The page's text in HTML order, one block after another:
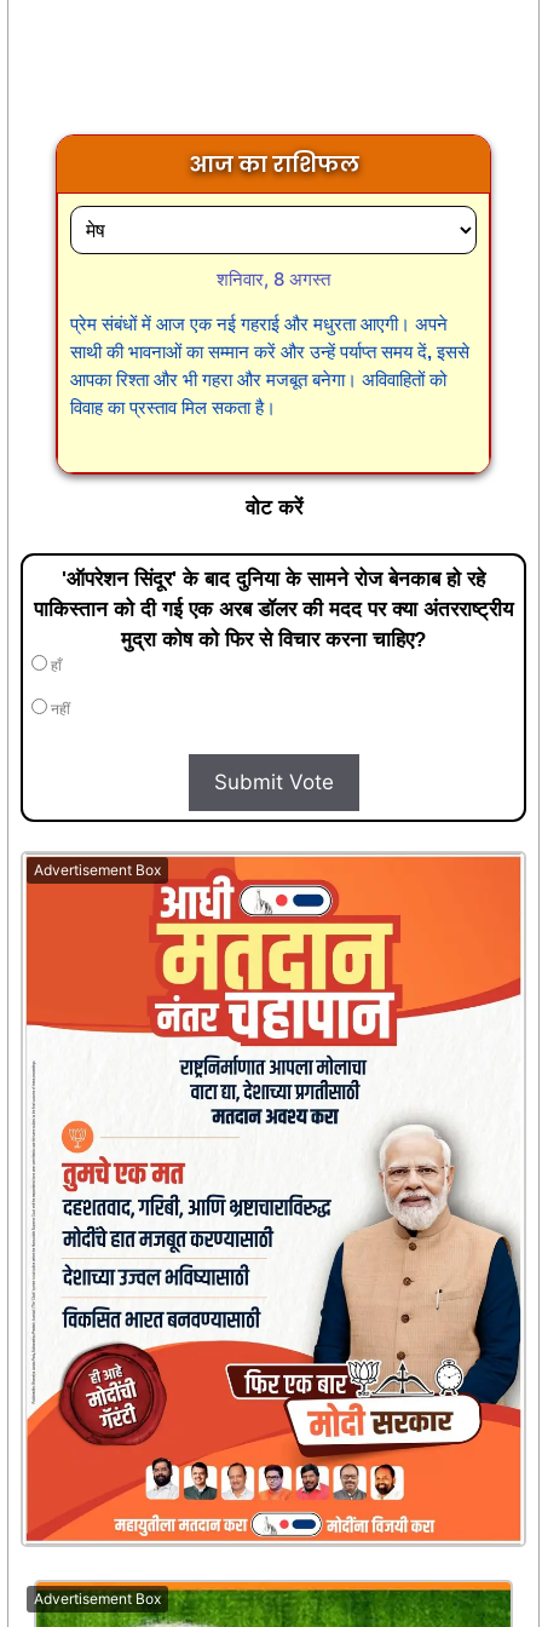
आज का राशिफल
शनिवार, 8 अगस्त
प्रेम संबंधों में आज एक नई गहराई और मधुरता आएगी। अपने
साथी की भावनाओं का सम्मान करें और उन्हें पर्याप्त समय दें, इससे
आपका रिश्ता और भी गहरा और मजबूत बनेगा। अविवाहितों को
विवाह का प्रस्ताव मिल सकता है।
वोट करें
'ऑपरेशन सिंदूर' के बाद दुनिया के सामने रोज बेनकाब हो रहे
पाकिस्तान को दी गई एक अरब डॉलर की मदद पर क्या अंतरराष्ट्रीय
मुद्रा कोष को फिर से विचार करना चाहिए?
हाँ
नहीं
Submit Vote
Advertisement Box
Advertisement Box